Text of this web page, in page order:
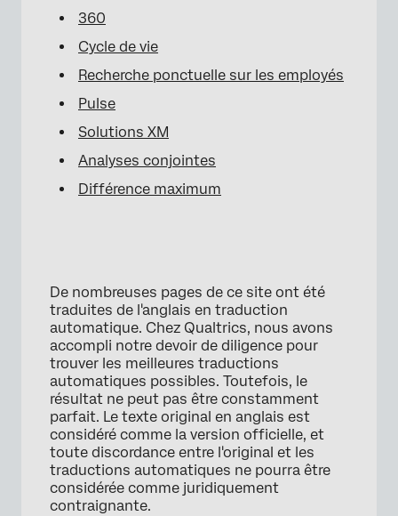
360
Cycle de vie
Recherche ponctuelle sur les employés
Pulse
Solutions XM
Analyses conjointes
Différence maximum
De nombreuses pages de ce site ont été
traduites de l'anglais en traduction
automatique. Chez Qualtrics, nous avons
accompli notre devoir de diligence pour
trouver les meilleures traductions
automatiques possibles. Toutefois, le
résultat ne peut pas être constamment
parfait. Le texte original en anglais est
considéré comme la version officielle, et
toute discordance entre l'original et les
traductions automatiques ne pourra être
considérée comme juridiquement
contraignante.